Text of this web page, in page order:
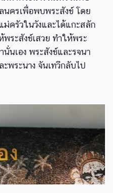
นครเพื่อพบพระสังข์ โดย
ม่ครัวในวังและได้แกะสลัก
ระสังข์เสวย ทำให้พระ
นเอง พระสังข์และรจนา
พระนาง จันเทวีกลับไป